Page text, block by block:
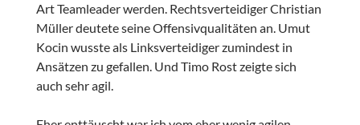
Art Teamleader werden. Rechtsverteidiger Christian
Müller deutete seine Offensivqualitäten an. Umut
Kocin wusste als Linksverteidiger zumindest in
Ansätzen zu gefallen. Und Timo Rost zeigte sich
auch sehr agil.